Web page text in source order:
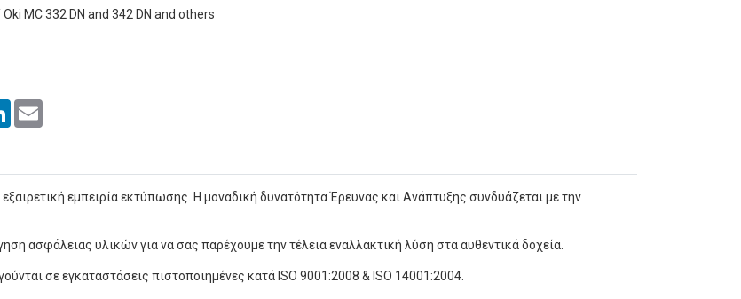
MC 332 DN and 342 DN and others
LinkedIn
εμπειρία εκτύπωσης. Η μοναδική δυνατότητα Έρευνας και Ανάπτυξης συνδυάζεται με την
ασφάλειας υλικών για να σας παρέχουμε την τέλεια εναλλακτική λύση στα αυθεντικά δοχεία.
σε εγκαταστάσεις πιστοποιημένες κατά ISO 9001:2008 & ISO 14001:2004.